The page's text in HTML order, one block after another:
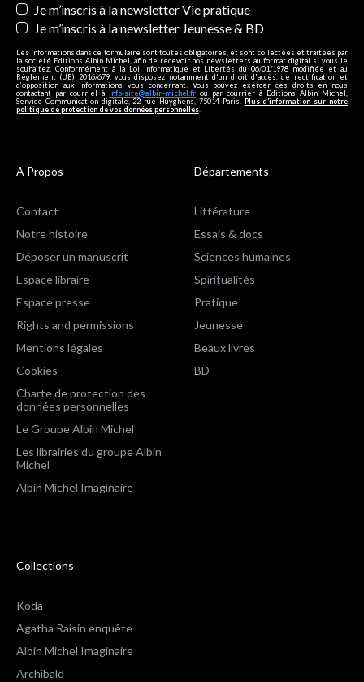
Je m’inscris à la newsletter Vie pratique
Je m’inscris à la newsletter Jeunesse & BD
Les informations dans ce formulaire sont toutes obligatoires, et sont collectées et traitées par
la société Editions Albin Michel, afin de recevoir nos newsletters au format digital si vous le
souhaitez. Conformément à la Loi Informatique et Libertés du 06/01/1978 modifiée et au
Règlement (UE) 2016/679, vous disposez notamment d'un droit d'accès, de rectification et
d’opposition aux informations vous concernant. Vous pouvez exercer ces droits en nous
contactant par courriel à info-site@albin-michel.fr ou par courrier à Editions Albin Michel,
Service Communication digitale, 22 rue Huyghens, 75014 Paris. Plus d’information sur notre
politique de protection de vos données personnelles
A Propos
Contact
Notre histoire
Déposer un manuscrit
Espace libraire
Espace presse
Rights and permissions
Mentions légales
Cookies
Charte de protection des
données personnelles
Le Groupe Albin Michel
Les librairies du groupe Albin
Michel
Albin Michel Imaginaire
Départements
Littérature
Essais & docs
Sciences humaines
Spiritualités
Pratique
Jeunesse
Beaux livres
BD
Collections
Koda
Agatha Raisin enquête
Albin Michel Imaginaire
Archibald